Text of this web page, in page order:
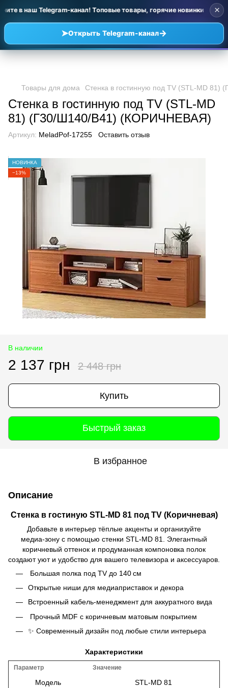
в наш Telegram-канал! Топовые товары, горячие новинки и
➤Открыть Telegram-канал→
×
Товары для дома Стенка в гостинную под TV (STL-MD
Стенка в гостинную под TV (STL-MD
81) (Г30/Ш140/В41) (КОРИЧНЕВАЯ)
Артикул: MeladPof-17255 Оставить отзыв
НОВИНКА
−13%
В наличии
2 137 грн 2 448 грн
Купить
Быстрый заказ
В избранное
Описание
Стенка в гостиную STL‑MD 81 под TV (Коричневая)
Добавьте в интерьер тёплые акценты и организуйте
медиа‑зону с помощью стенки STL‑MD 81. Элегантный
коричневый оттенок и продуманная компоновка полок
создают уют и удобство для вашего телевизора и аксессуаров.
️ Большая полка под TV до 140 см
Открытые ниши для медиаприставок и декора
Встроенный кабель‑менеджмент для аккуратного вида
️ Прочный MDF с коричневым матовым покрытием
✨ Современный дизайн под любые стили интерьера
Характеристики
Параметр Значение
Модель
STL‑MD 81